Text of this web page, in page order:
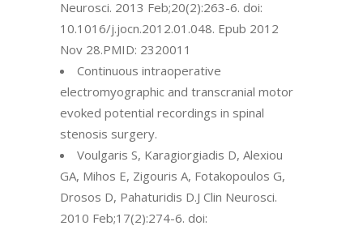
Neurosci. 2013 Feb;20(2):263-6. doi:
10.1016/j.jocn.2012.01.048. Epub 2012
Nov 28.PMID: 2320011
Continuous intraoperative
electromyographic and transcranial motor
evoked potential recordings in spinal
stenosis surgery.
Voulgaris S, Karagiorgiadis D, Alexiou
GA, Mihos E, Zigouris A, Fotakopoulos G,
Drosos D, Pahaturidis D.J Clin Neurosci.
2010 Feb;17(2):274-6. doi: